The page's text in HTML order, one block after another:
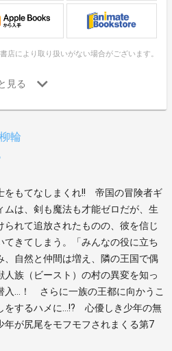
店により取り扱いがない場合がございます。
柳輪
をもてなしまくれ!! 帝国の冒険者ギ
ムは、剣も魔法も才能ゼロだが、生
れて追放されたものの、彼を信じ
きてしまう。「みんなの役に立ち
、自然と仲間は増え、隣の王国で偶
族（ビースト）の村の異変を知っ
入…！ さらに一族の王都に向かうこ
をするハメに…!? 心優しき少年の無
年が尻尾をモフモフされまくる第7